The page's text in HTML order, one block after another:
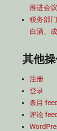
推进会
税务部
白酒、
其他
注册
登录
条目 feed
评论 feed